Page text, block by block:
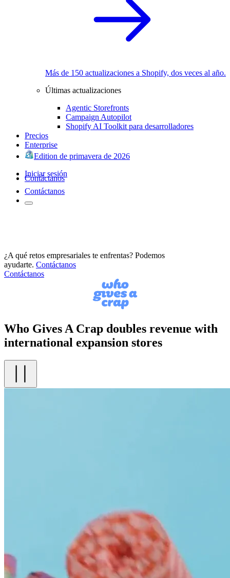
Más de 150 actualizaciones a Shopify, dos veces al año.
Últimas actualizaciones
Agentic Storefronts
Campaign Autopilot
Shopify AI Toolkit para desarrolladores
Precios
Enterprise
Edition de primavera de 2026
Iniciar sesión
Contáctanos
Contáctanos
¿A qué retos empresariales te enfrentas? Podemos
ayudarte. Contáctanos
Contáctanos
Who Gives A Crap doubles revenue with
international expansion stores